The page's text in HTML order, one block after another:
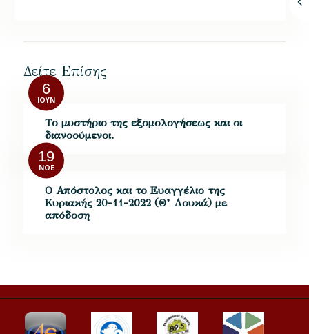
Δείτε Επίσης
6
ΙΟΎΝ
Το μυστήριο της εξομολογήσεως και οι
διανοούμενοι.
19
ΝΟΈ
Ο Απόστολος και το Ευαγγέλιο της
Κυριακής 20-11-2022 (Θ’ Λουκά) με
απόδοση